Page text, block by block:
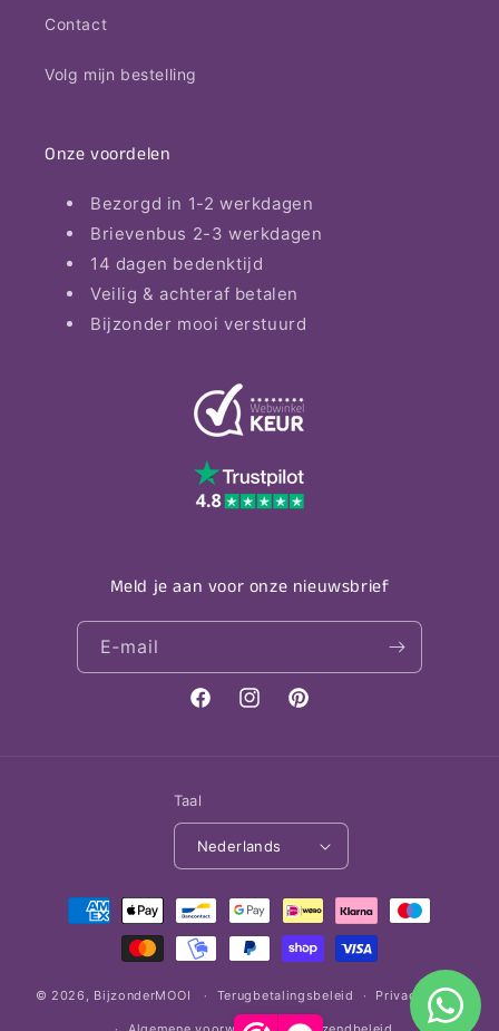
Contact
Volg mijn bestelling
Onze voordelen
Bezorgd in 1-2 werkdagen
Brievenbus 2-3 werkdagen
14 dagen bedenktijd
Veilig & achteraf betalen
Bijzonder mooi verstuurd
Meld je aan voor onze nieuwsbrief
E‑mail
FacebookInstagramPinterest
Taal
Nederlands
Betaalmethoden
© 2026, BijzonderMOOI Terugbetalingsbeleid Privacybeleid